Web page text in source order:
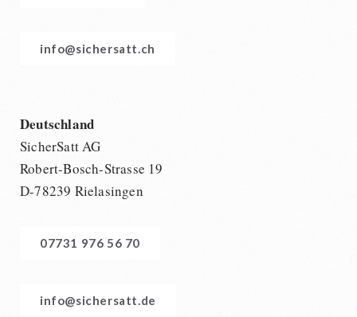
info@sichersatt.ch
Deutschland
SicherSatt AG
Robert-Bosch-Strasse 19
D-78239 Rielasingen
07731 976 56 70
info@sichersatt.de